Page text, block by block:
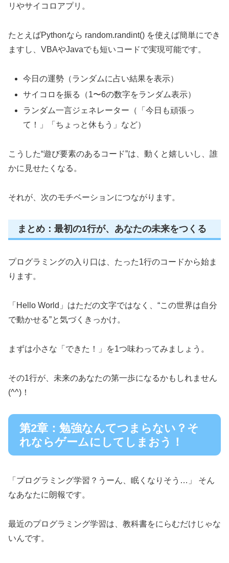
リやサイコロアプリ。
たとえばPythonなら random.randint() を使えば簡単にでき
ますし、VBAやJavaでも短いコードで実現可能です。
今日の運勢（ランダムに占い結果を表示）
サイコロを振る（1〜6の数字をランダム表示）
ランダム一言ジェネレーター（「今日も頑張っ
て！」「ちょっと休もう」など）
こうした“遊び要素のあるコード”は、動くと嬉しいし、誰
かに見せたくなる。
それが、次のモチベーションにつながります。
まとめ：最初の1行が、あなたの未来をつくる
プログラミングの入り口は、たった1行のコードから始ま
ります。
「Hello World」はただの文字ではなく、“この世界は自分
で動かせる”と気づくきっかけ。
まずは小さな「できた！」を1つ味わってみましょう。
その1行が、未来のあなたの第一歩になるかもしれません
(^^)！
第2章：勉強なんてつまらない？そ
れならゲームにしてしまおう！
「プログラミング学習？うーん、眠くなりそう…」 そん
なあなたに朗報です。
最近のプログラミング学習は、教科書をにらむだけじゃな
いんです。